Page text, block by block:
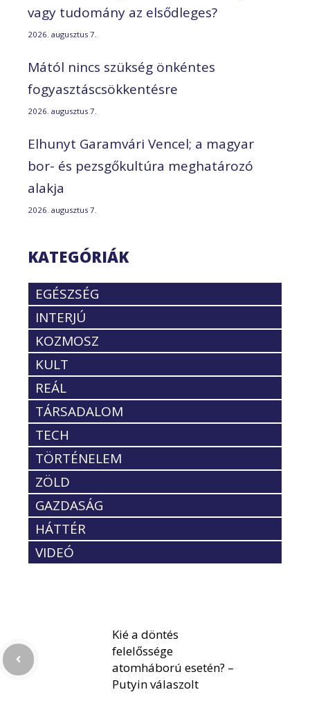
vagy tudomány az elsődleges?
2026. augusztus 7.
Mától nincs szükség önkéntes
fogyasztáscsökkentésre
2026. augusztus 7.
Elhunyt Garamvári Vencel; a magyar
bor- és pezsgőkultúra meghatározó
alakja
2026. augusztus 7.
KATEGÓRIÁK
EGÉSZSÉG
INTERJÚ
KOZMOSZ
KULT
REÁL
TÁRSADALOM
TECH
TÖRTÉNELEM
ZÖLD
GAZDASÁG
HÁTTÉR
VIDEÓ
Kié a döntés
felelőssége
atomháború esetén? –
Putyin válaszolt